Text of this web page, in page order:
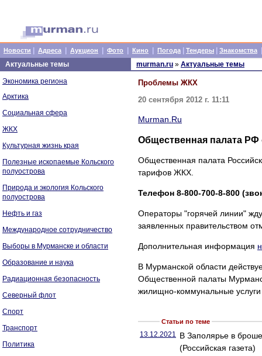
Новости Адреса Аукцион Фото Кино Погода Тендеры Знакомства
Актуальные темы
Экономика региона
Арктика
Социальная сфера
ЖКХ
Культурная жизнь края
Полезные ископаемые Кольского
полуострова
Природа и экология Кольского
полуострова
Нефть и газ
Международное сотрудничество
Выборы в Мурманске и области
Образование и наука
Радиационная безопасность
Северный флот
Спорт
Транспорт
Политика
murman.ru » Актуальные темы
Проблемы ЖКХ
20 сентября 2012 г. 11:11
Murman.Ru
Общественная палата
Общественная палата
тарифов ЖКХ.
Телефон 8-800-700-8-800
Операторы "горячей линии"
заявленных правительством
Дополнительная информация
В Мурманской области
Общественной палаты
жилищно-коммунальные
Статьи по теме
13.12.2021 В Заполярье в
(Российская газета)